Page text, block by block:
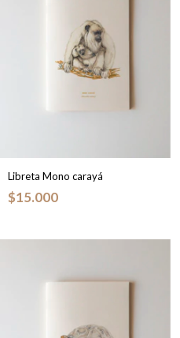
Libreta Mono carayá
$15.000